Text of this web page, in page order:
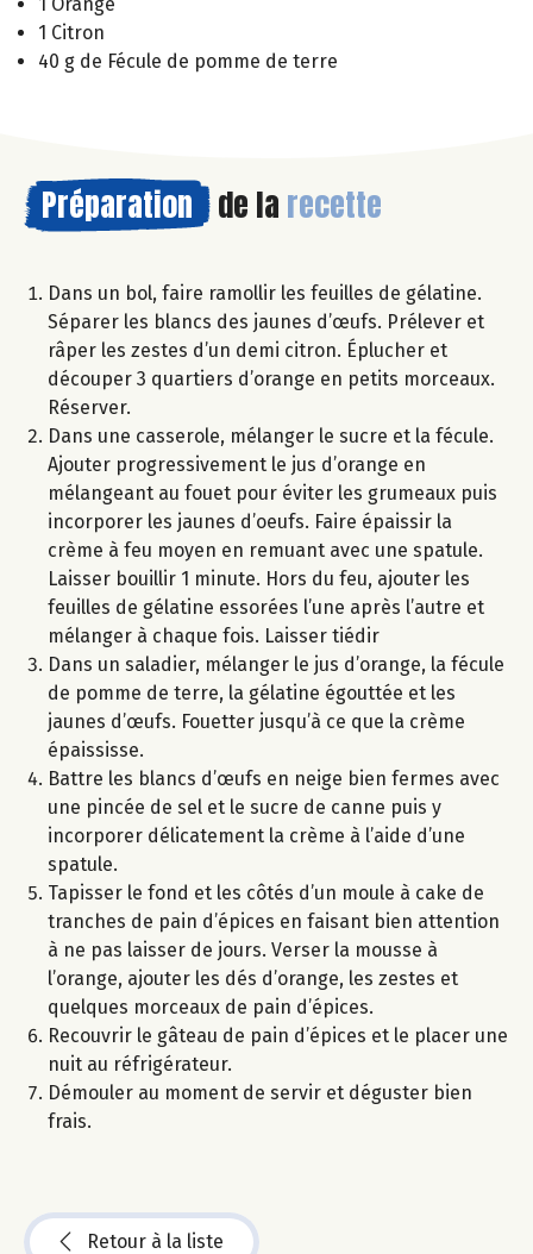
1 Citron
40 g de Fécule de pomme de terre
Préparation de la recette
Dans un bol, faire ramollir les feuilles de gélatine.
Séparer les blancs des jaunes d’œufs. Prélever et
râper les zestes d’un demi citron. Éplucher et
découper 3 quartiers d’orange en petits morceaux.
Réserver.
Dans une casserole, mélanger le sucre et la fécule.
Ajouter progressivement le jus d’orange en
mélangeant au fouet pour éviter les grumeaux puis
incorporer les jaunes d’oeufs. Faire épaissir la
crème à feu moyen en remuant avec une spatule.
Laisser bouillir 1 minute. Hors du feu, ajouter les
feuilles de gélatine essorées l’une après l’autre et
mélanger à chaque fois. Laisser tiédir
Dans un saladier, mélanger le jus d’orange, la fécule
de pomme de terre, la gélatine égouttée et les
jaunes d’œufs. Fouetter jusqu’à ce que la crème
épaississe.
Battre les blancs d’œufs en neige bien fermes avec
une pincée de sel et le sucre de canne puis y
incorporer délicatement la crème à l’aide d’une
spatule.
Tapisser le fond et les côtés d’un moule à cake de
tranches de pain d’épices en faisant bien attention
à ne pas laisser de jours. Verser la mousse à
l’orange, ajouter les dés d’orange, les zestes et
quelques morceaux de pain d’épices.
Recouvrir le gâteau de pain d’épices et le placer une
nuit au réfrigérateur.
Démouler au moment de servir et déguster bien
frais.
Retour à la liste